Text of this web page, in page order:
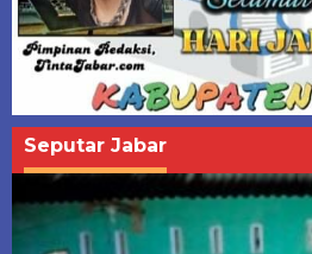
Seputar Jabar